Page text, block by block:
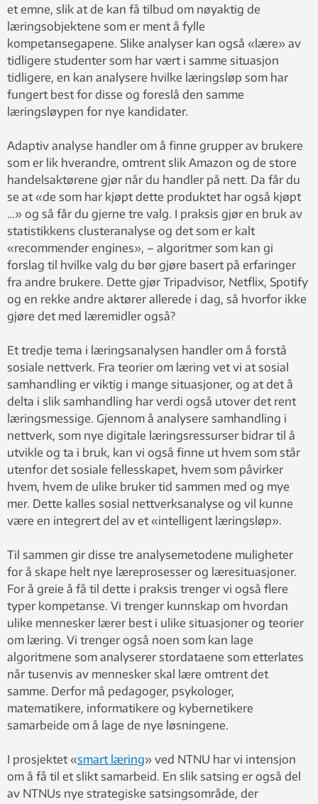
et emne, slik at de kan få tilbud om nøyaktig de
læringsobjektene som er ment å fylle
kompetansegapene. Slike analyser kan også «lære» av
tidligere studenter som har vært i samme situasjon
tidligere, en kan analysere hvilke læringsløp som har
fungert best for disse og foreslå den samme
læringsløypen for nye kandidater.
Adaptiv analyse handler om å finne grupper av brukere
som er lik hverandre, omtrent slik Amazon og de store
handelsaktørene gjør når du handler på nett. Da får du
se at «de som har kjøpt dette produktet har også kjøpt
…» og så får du gjerne tre valg. I praksis gjør en bruk av
statistikkens clusteranalyse og det som er kalt
«recommender engines», – algoritmer som kan gi
forslag til hvilke valg du bør gjøre basert på erfaringer
fra andre brukere. Dette gjør Tripadvisor, Netflix, Spotify
og en rekke andre aktører allerede i dag, så hvorfor ikke
gjøre det med læremidler også?
Et tredje tema i læringsanalysen handler om å forstå
sosiale nettverk. Fra teorier om læring vet vi at sosial
samhandling er viktig i mange situasjoner, og at det å
delta i slik samhandling har verdi også utover det rent
læringsmessige. Gjennom å analysere samhandling i
nettverk, som nye digitale læringsressurser bidrar til å
utvikle og ta i bruk, kan vi også finne ut hvem som står
utenfor det sosiale fellesskapet, hvem som påvirker
hvem, hvem de ulike bruker tid sammen med og mye
mer. Dette kalles sosial nettverksanalyse og vil kunne
være en integrert del av et «intelligent læringsløp».
Til sammen gir disse tre analysemetodene muligheter
for å skape helt nye læreprosesser og læresituasjoner.
For å greie å få til dette i praksis trenger vi også flere
typer kompetanse. Vi trenger kunnskap om hvordan
ulike mennesker lærer best i ulike situasjoner og teorier
om læring. Vi trenger også noen som kan lage
algoritmene som analyserer stordataene som etterlates
når tusenvis av mennesker skal lære omtrent det
samme. Derfor må pedagoger, psykologer,
matematikere, informatikere og kybernetikere
samarbeide om å lage de nye løsningene.
I prosjektet «smart læring» ved NTNU har vi intensjon
om å få til et slikt samarbeid. En slik satsing er også del
av NTNUs nye strategiske satsingsområde, der